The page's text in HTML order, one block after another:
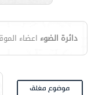
دائرة الضوء اعضاء